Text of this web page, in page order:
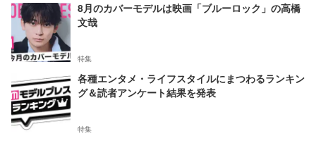
8月のカバーモデルは映画「ブルーロック」の高橋
文哉
特集
各種エンタメ・ライフスタイルにまつわるランキン
グ＆読者アンケート結果を発表
特集